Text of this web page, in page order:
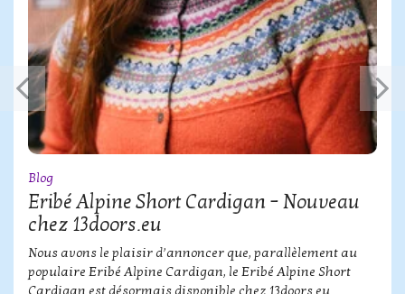
Blog
Eribé Alpine Short Cardigan – Nouveau
chez 13doors.eu
Nous avons le plaisir d’annoncer que, parallèlement au
populaire Eribé Alpine Cardigan, le Eribé Alpine Short
Cardigan est désormais disponible chez 13doors.eu.